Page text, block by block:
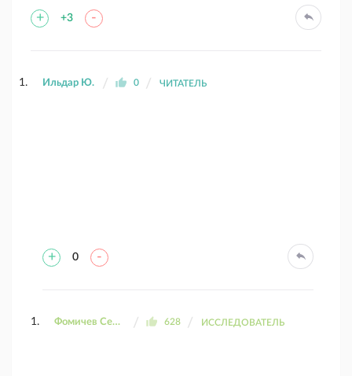
+ +3 -
Ильдар Ю. 0 ЧИТАТЕЛЬ
+ 0 -
Фомичев Сергей 628 ИССЛЕДОВАТЕЛЬ